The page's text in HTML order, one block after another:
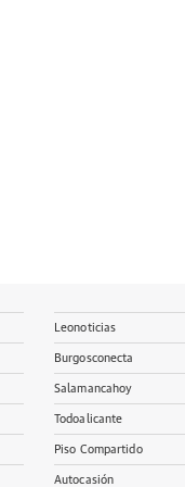
Leonoticias
Burgosconecta
Salamancahoy
Todoalicante
Piso Compartido
Autocasión